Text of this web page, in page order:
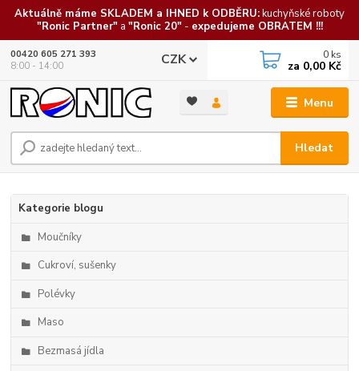
Aktuálně máme SKLADEM a IHNED k ODBĚRU:kuchyňské roboty
"Ronic Partner"a "Ronic 20"- expedujeme OBRATEM !!!
Menu
CZK
Hledat
00420 605 271 393
8:00 - 14:00
0 ks
za 0,00 Kč
Kategorie blogu
Moučníky
Cukroví, sušenky
Polévky
Maso
Bezmasá jídla